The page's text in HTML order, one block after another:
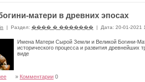
матери в древних эпосах
| Раздел: ���� � ������� | Дата: 20-01-2021
Имена Матери Сырой Земли и Великой Богини-
исторического процесса и развития
виде
» Комментарии 0